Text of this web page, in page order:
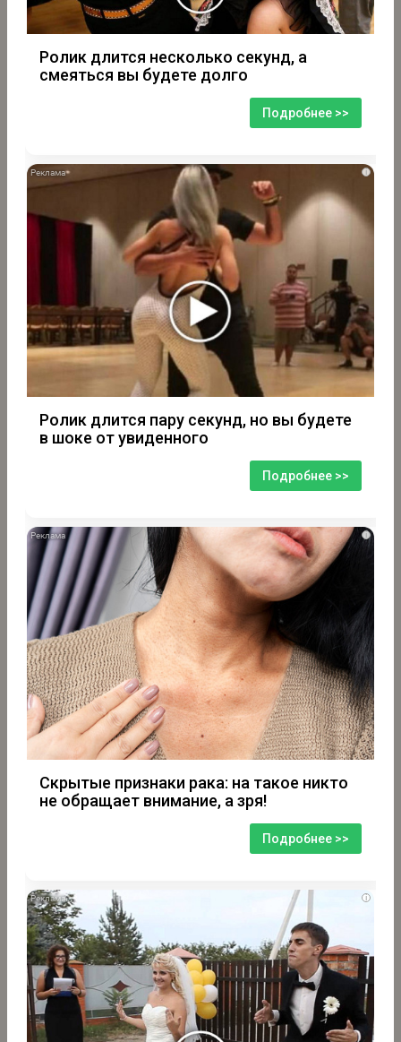
Ролик длится несколько секунд, а
смеяться вы будете долго
Подробнее >>
i
Ролик длится пару секунд, но вы будете
в шоке от увиденного
Подробнее >>
i
Скрытые признаки рака: на такое никто
не обращает внимание, а зря!
Подробнее >>
i